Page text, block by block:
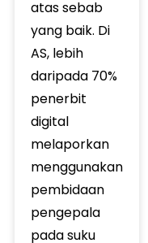
atas sebab
yang baik. Di
AS, lebih
daripada 70%
penerbit
digital
melaporkan
menggunakan
pembidaan
pengepala
pada suku